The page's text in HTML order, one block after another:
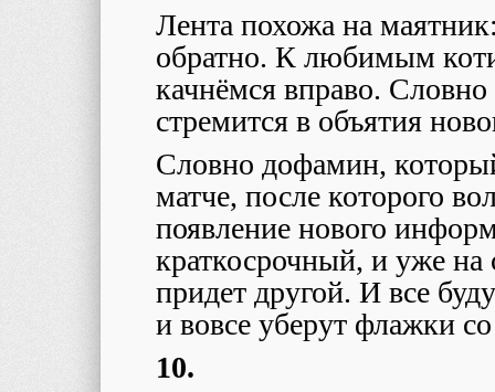
Лента похожа на
обратно. К любимым
качнёмся вправо. Словно
стремится в объятия
Словно дофамин,
матче, после которого
появление нового
краткосрочный, и уже на
придет другой. И все
и вовсе уберут флажки
10.